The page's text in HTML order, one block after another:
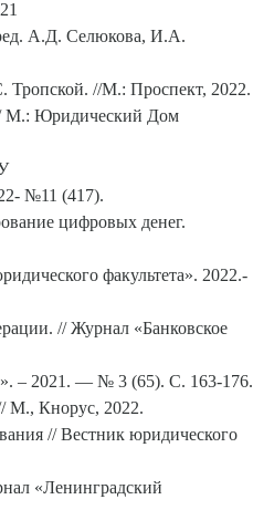
А.Д. Селюкова, И.А.
Тропской. //М.: Проспект, 2022.
/ М.: Юридический Дом
№11 (417).
цифровых денег.
факультета». 2022.-
// Журнал «Банковское
– 2021. — № 3 (65). С. 163-176.
М., Кнорус, 2022.
// Вестник юридического
«Ленинградский